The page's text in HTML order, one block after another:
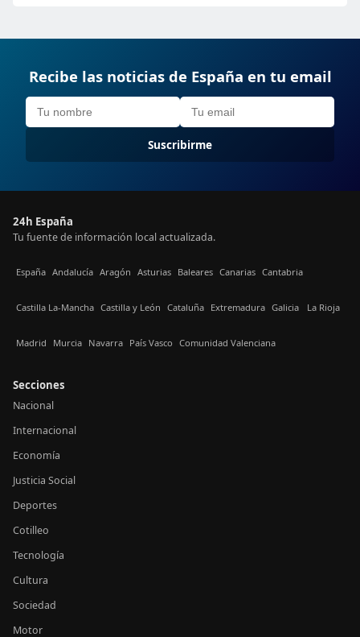
Recibe las noticias de España en tu email
Suscribirme
24h España
Tu fuente de información local actualizada.
España Andalucía Aragón Asturias Baleares Canarias Cantabria
Castilla La-Mancha Castilla y León Cataluña Extremadura Galicia La Rioja
Madrid Murcia Navarra País Vasco Comunidad Valenciana
Secciones
Nacional
Internacional
Economía
Justicia Social
Deportes
Cotilleo
Tecnología
Cultura
Sociedad
Motor